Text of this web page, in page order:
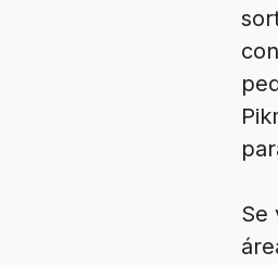
Se